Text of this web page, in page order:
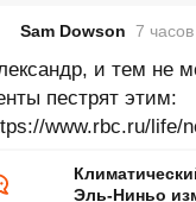
Sam Dowson 7 часов
и тем не
пестрят этим:
www.rbc.ru/life/
Аризона,
Эль-Ниньо